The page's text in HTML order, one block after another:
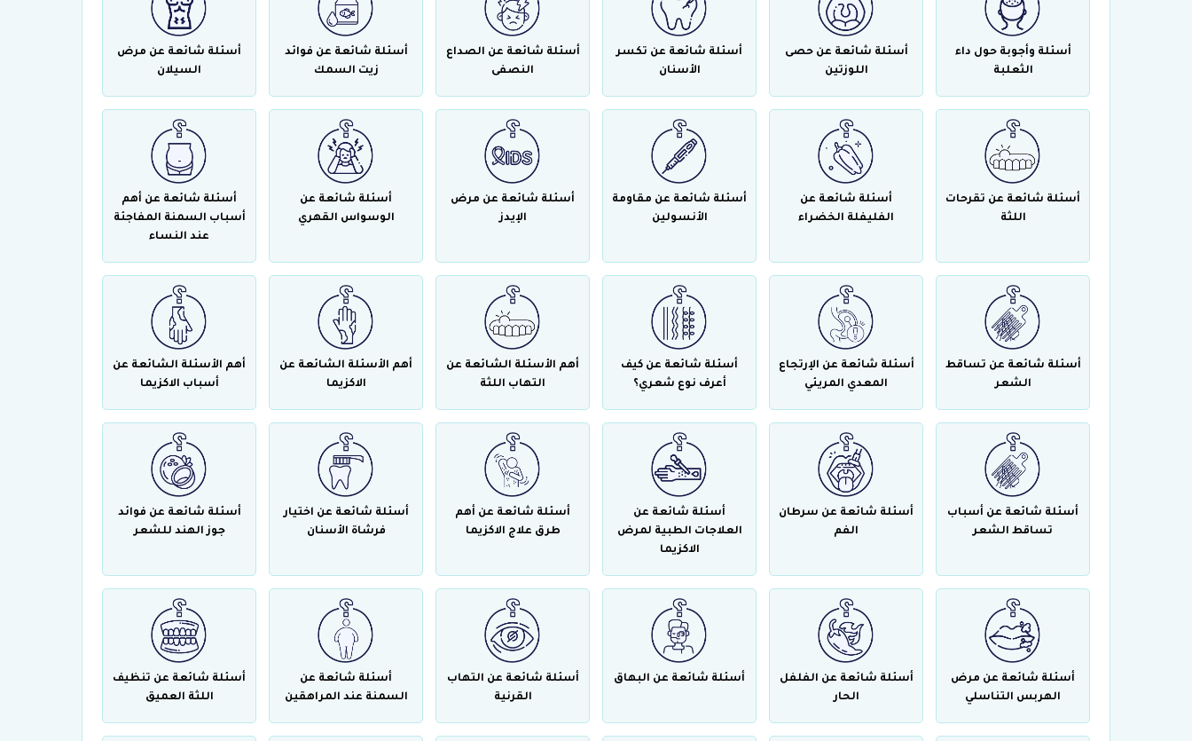
أسئلة وأجوبة حول داء
الثعلبة
أسئلة شائعة عن حصى
اللوزتين
أسئلة شائعة عن تكسر
الأسنان
أسئلة شائعة عن الصداع
النصفى
أسئلة شائعة عن فوائد
زيت السمك
أسئلة شائعة عن مرض
السيلان
أسئلة شائعة عن تقرحات
اللثة
أسئلة شائعة عن
الفليفلة الخضراء
أسئلة شائعة عن مقاومة
الأنسولين
أسئلة شائعة عن مرض
الإيدز
أسئلة شائعة عن
الوسواس القهري
أسئلة شائعة عن أهم
أسباب السمنة المفاجئة
عند النساء
أسئلة شائعة عن تساقط
الشعر
أسئلة شائعة عن الإرتجاع
المعدي المريئي
أسئلة شائعة عن كيف
أعرف نوع شعري؟
أهم الأسئلة الشائعة عن
التهاب اللثة
أهم الأسئلة الشائعة عن
الاكزيما
أهم الأسئلة الشائعة عن
أسباب الاكزيما
أسئلة شائعة عن أسباب
تساقط الشعر
أسئلة شائعة عن سرطان
الفم
أسئلة شائعة عن
العلاجات الطبية لمرض
الاكزيما
أسئلة شائعة عن أهم
طرق علاج الاكزيما
أسئلة شائعة عن اختيار
فرشاة الأسنان
أسئلة شائعة عن فوائد
جوز الهند للشعر
أسئلة شائعة عن مرض
الهربس التناسلي
أسئلة شائعة عن الفلفل
الحار
أسئلة شائعة عن البهاق
أسئلة شائعة عن التهاب
القرنية
أسئلة شائعة عن
السمنة عند المراهقين
أسئلة شائعة عن تنظيف
اللثة العميق